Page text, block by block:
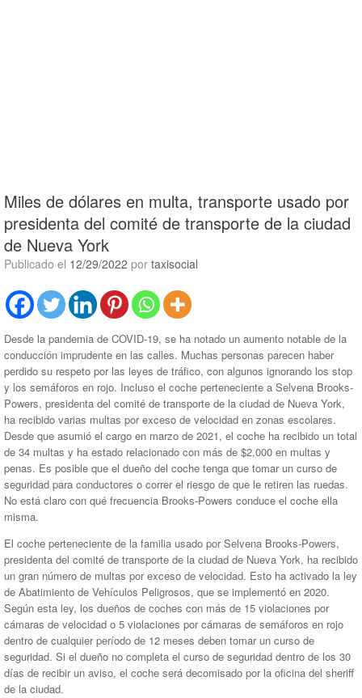
Miles de dólares en multa, transporte usado por
presidenta del comité de transporte de la ciudad
de Nueva York
Publicado el 12/29/2022 por taxisocial
Desde la pandemia de COVID-19, se ha notado un aumento notable de la
conducción imprudente en las calles. Muchas personas parecen haber
perdido su respeto por las leyes de tráfico, con algunos ignorando los stop
y los semáforos en rojo. Incluso el coche perteneciente a Selvena Brooks-
Powers, presidenta del comité de transporte de la ciudad de Nueva York,
ha recibido varias multas por exceso de velocidad en zonas escolares.
Desde que asumió el cargo en marzo de 2021, el coche ha recibido un total
de 34 multas y ha estado relacionado con más de $2,000 en multas y
penas. Es posible que el dueño del coche tenga que tomar un curso de
seguridad para conductores o correr el riesgo de que le retiren las ruedas.
No está claro con qué frecuencia Brooks-Powers conduce el coche ella
misma.
El coche perteneciente de la familia usado por Selvena Brooks-Powers,
presidenta del comité de transporte de la ciudad de Nueva York, ha recibido
un gran número de multas por exceso de velocidad. Esto ha activado la ley
de Abatimiento de Vehículos Peligrosos, que se implementó en 2020.
Según esta ley, los dueños de coches con más de 15 violaciones por
cámaras de velocidad o 5 violaciones por cámaras de semáforos en rojo
dentro de cualquier período de 12 meses deben tomar un curso de
seguridad. Si el dueño no completa el curso de seguridad dentro de los 30
días de recibir un aviso, el coche será decomisado por la oficina del sheriff
de la ciudad.